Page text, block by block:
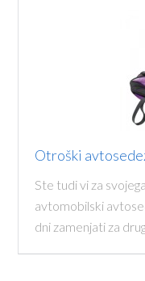
Otroški
Ste tudi vi za
avtomobilski
dni zamenjati za